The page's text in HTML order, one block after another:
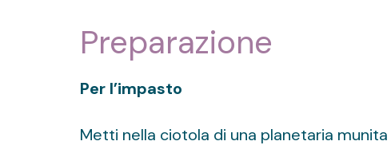
Preparazione
Per l’impasto
Metti nella ciotola di una planetaria